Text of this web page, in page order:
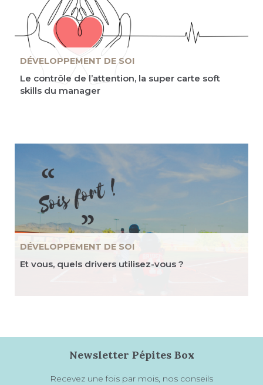
DÉVELOPPEMENT DE SOI
Le contrôle de l’attention, la super carte soft
skills du manager
DÉVELOPPEMENT DE SOI
Et vous, quels drivers utilisez-vous ?
Newsletter Pépites Box
Recevez une fois par mois, nos conseils